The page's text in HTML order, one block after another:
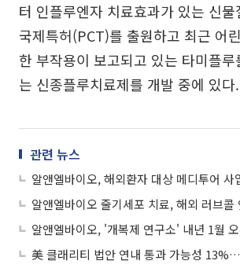
터 인플루엔자 치료효과가 있는 신
국제특허(PCT)를 출원하고 최근 어
한 부작용이 보고되고 있는 타미플루
는 신종플루치료제를 개발 중에 있다.
관련 뉴스
알앤엘바이오, 해외환자 대상 메디투어 사
알앤엘바이오 줄기세포 치료, 해외 러브콜
알앤엘바이오, '개복제 연구소' 내년 1월